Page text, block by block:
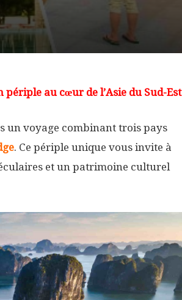
au cœur de l’Asie du Sud-Est
un voyage combinant trois pays
. Ce périple unique vous invite à
et un patrimoine culturel